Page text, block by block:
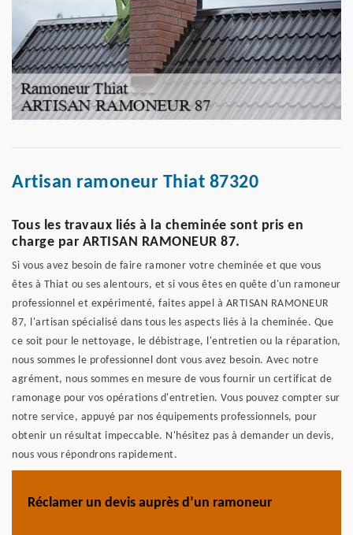
Artisan ramoneur Thiat 87320
Tous les travaux liés à la cheminée sont pris en
charge par ARTISAN RAMONEUR 87.
Si vous avez besoin de faire ramoner votre cheminée et que vous
êtes à Thiat ou ses alentours, et si vous êtes en quête d'un ramoneur
professionnel et expérimenté, faites appel à ARTISAN RAMONEUR
87, l'artisan spécialisé dans tous les aspects liés à la cheminée. Que
ce soit pour le nettoyage, le débistrage, l'entretien ou la réparation,
nous sommes le professionnel dont vous avez besoin. Avec notre
agrément, nous sommes en mesure de vous fournir un certificat de
ramonage pour vos opérations d'entretien. Vous pouvez compter sur
notre service, appuyé par nos équipements professionnels, pour
obtenir un résultat impeccable. N'hésitez pas à demander un devis,
nous vous répondrons rapidement.
Réclamer un devis auprès d’un ramoneur